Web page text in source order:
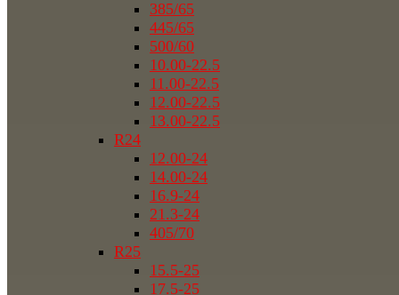
385/65
445/65
500/60
10.00-22.5
11.00-22.5
12.00-22.5
13.00-22.5
R24
12.00-24
14.00-24
16.9-24
21.3-24
405/70
R25
15.5-25
17.5-25